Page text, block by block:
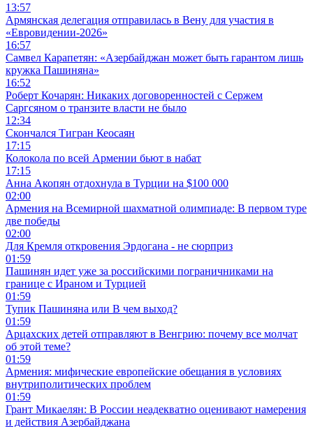
13:57
Армянская делегация отправилась в Вену для участия в
«Евровидении-2026»
16:57
Самвел Карапетян: «Азербайджан может быть гарантом лишь
кружка Пашиняна»
16:52
Роберт Кочарян: Никаких договоренностей с Сержем
Саргсяном о транзите власти не было
12:34
Скончался Тигран Кеосаян
17:15
Колокола по всей Армении бьют в набат
17:15
Анна Акопян отдохнула в Турции на $100 000
02:00
Армения на Всемирной шахматной олимпиаде: В первом туре
две победы
02:00
Для Кремля откровения Эрдогана - не сюрприз
01:59
Пашинян идет уже за российскими пограничниками на
границе с Ираном и Турцией
01:59
Тупик Пашиняна или В чем выход?
01:59
Арцахских детей отправляют в Венгрию: почему все молчат
об этой теме?
01:59
Армения: мифические европейские обещания в условиях
внутриполитических проблем
01:59
Грант Микаелян: В России неадекватно оценивают намерения
и действия Азербайджана